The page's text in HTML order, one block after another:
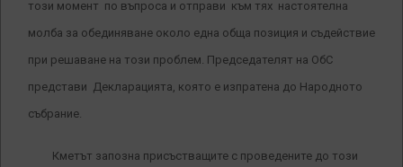
този момент по въпроса и отправи към тях настоятелна
молба за обединяване около една обща позиция и съдействие
при решаване на този проблем. Председателят на ОбС
представи Декларацията, която е изпратена до Народното
събрание.
Кметът запозна присъстващите с проведените до този